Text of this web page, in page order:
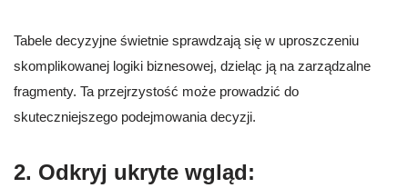
Tabele decyzyjne świetnie sprawdzają się w uproszczeniu
skomplikowanej logiki biznesowej, dzieląc ją na zarządzalne
fragmenty. Ta przejrzystość może prowadzić do
skuteczniejszego podejmowania decyzji.
2. Odkryj ukryte wgląd: